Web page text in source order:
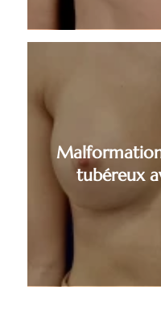
tubéreux